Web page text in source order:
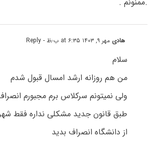
هادی مهر ۹, ۱۴۰۳ at ۶:۳۵ ب٫ظ - Reply
سلام
من هم روزانه ارشد امسال قبول شدم
ولی نمیتونم سرکلاس برم مجبورم
طبق قانون جدید مشکلی نداره فقط
از دانشگاه انصراف بدید